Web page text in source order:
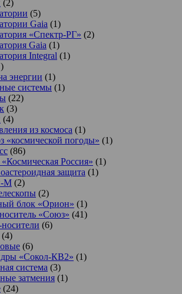
(2)
(5)
Gaia (1)
«Спектр-РГ» (2)
Gaia (1)
Integral (1)
энергии (1)
системы (1)
(22)
(3)
(4)
из космоса (1)
«космической погоды» (1)
(86)
Россия» (1)
защита (1)
М (2)
(2)
блок «Орион» (1)
«Союз» (41)
(6)
(4)
(6)
«Сокол-КВ2» (1)
система (3)
затмения (1)
(24)